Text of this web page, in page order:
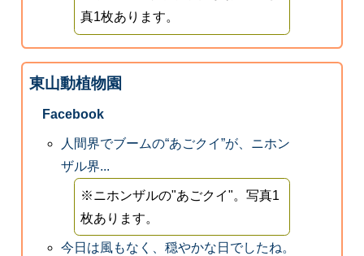
真1枚あります。
東山動植物園
Facebook
人間界でブームの“あごクイ”が、ニホン
ザル界...
※ニホンザルの"あごクイ"。写真1
枚あります。
今日は風もなく、穏やかな日でしたね。